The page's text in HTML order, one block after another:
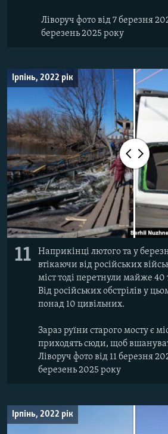
Ліворуч фото від 7 березня
березень 2025 року
Ірпінь, 2022 рік
11
Наприкінці лютого та у
втікаючи від російських
міст тоді перетнули майже 40
Від російських обстрілів у
понад 10 цивільних.
Зараз руїни старого мосту є
приходять сюди, щоб
Ліворуч фото від 11 березня
березень 2025 року
Ірпінь, 2022 рік